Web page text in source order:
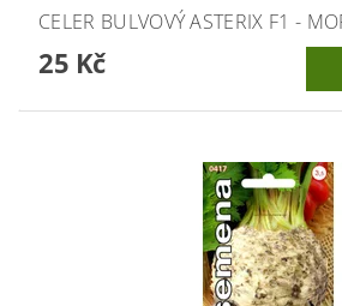
CELER BULVOVÝ ASTERIX F1 -
25 Kč